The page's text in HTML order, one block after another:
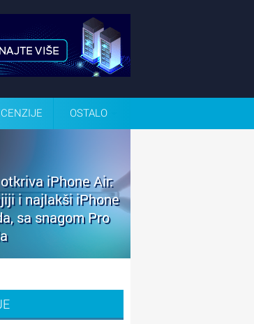
OSTALO
iPhone Air:
i najlakši iPhone
sa snagom Pro